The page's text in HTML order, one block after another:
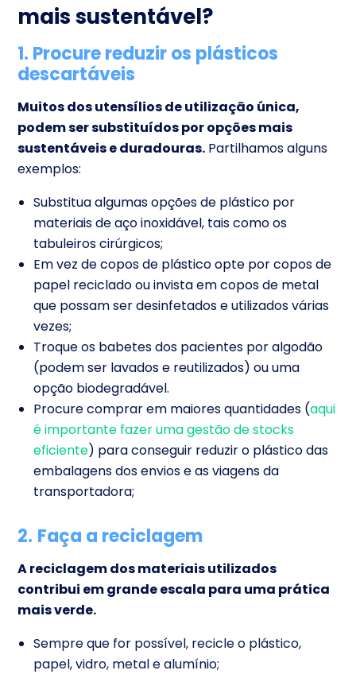
mais sustentável?
1. Procure reduzir os plásticos
descartáveis
Muitos dos utensílios de utilização única,
podem ser substituídos por opções mais
sustentáveis e duradouras. Partilhamos alguns
exemplos:
Substitua algumas opções de plástico por
materiais de aço inoxidável, tais como os
tabuleiros cirúrgicos;
Em vez de copos de plástico opte por copos de
papel reciclado ou invista em copos de metal
que possam ser desinfetados e utilizados várias
vezes;
Troque os babetes dos pacientes por algodão
(podem ser lavados e reutilizados) ou uma
opção biodegradável.
Procure comprar em maiores quantidades (aqui
é importante fazer uma gestão de stocks
eficiente) para conseguir reduzir o plástico das
embalagens dos envios e as viagens da
transportadora;
2. Faça a reciclagem
A reciclagem dos materiais utilizados
contribui em grande escala para uma prática
mais verde.
Sempre que for possível, recicle o plástico,
papel, vidro, metal e alumínio;